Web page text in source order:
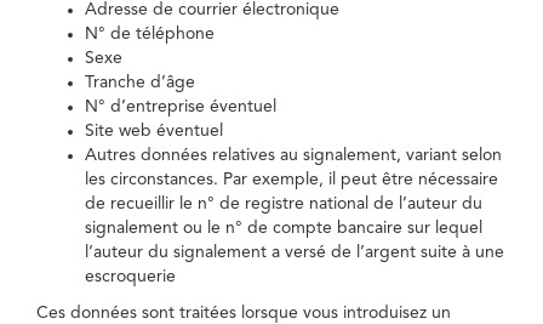
Adresse de courrier électronique
N° de téléphone
Sexe
Tranche d’âge
N° d’entreprise éventuel
Site web éventuel
Autres données relatives au signalement, variant selon
les circonstances. Par exemple, il peut être nécessaire
de recueillir le n° de registre national de l’auteur du
signalement ou le n° de compte bancaire sur lequel
l’auteur du signalement a versé de l’argent suite à une
escroquerie
Ces données sont traitées lorsque vous introduisez un